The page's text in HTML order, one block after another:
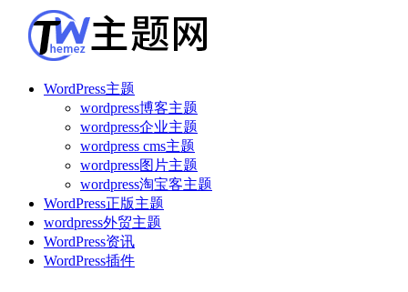
WordPress主题
wordpress博客主题
wordpress企业主题
wordpress cms主题
wordpress图片主题
wordpress淘宝客主题
WordPress正版主题
wordpress外贸主题
WordPress资讯
WordPress插件